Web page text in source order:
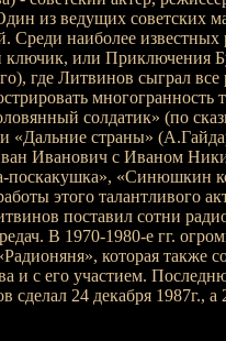
из ведущих советских
Среди наиболее известных
или Приключения
где Литвинов сыграл
многогранность
солдатик» (по
«Дальние страны»
Иванович с Иваном
поскакушка», «Синюшкин
этого талантливого
поставил сотни
В 1970-1980-е гг.
которая также
и с его участием.
24 декабря 1987г., а